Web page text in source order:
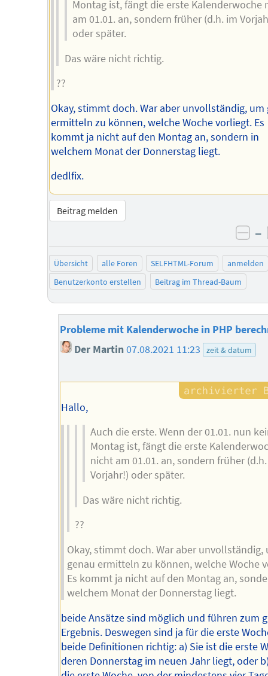
Montag ist, fängt die erste Kalenderwoche
am 01.01. an, sondern früher (d.h. im
oder später.
Das wäre nicht richtig.
??
Okay, stimmt doch. War aber unvollständig, um
ermitteln zu können, welche Woche vorliegt. Es
kommt ja nicht auf den Montag an, sondern in
welchem Monat der Donnerstag liegt.
dedlfix.
Beitrag melden
–
Übersicht alle Foren SELFHTML-Forum
anmelden
Benutzerkonto erstellen
Beitrag im Thread-Baum
Probleme mit Kalenderwoche in PHP
Der Martin 07.08.2021 11:23 zeit & datum
Hallo,
Auch die erste. Wenn der 01.01. nun
Montag ist, fängt die erste
nicht am 01.01. an, sondern früher
Vorjahr!) oder später.
Das wäre nicht richtig.
??
Okay, stimmt doch. War aber unvollständig,
genau ermitteln zu können, welche Woche
Es kommt ja nicht auf den Montag an,
welchem Monat der Donnerstag liegt.
beide Ansätze sind möglich und führen zum
Ergebnis. Deswegen sind ja für die erste
beide Definitionen richtig: a) Sie ist die erste
deren Donnerstag im neuen Jahr liegt, oder